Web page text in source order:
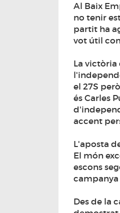
Al Baix
no tenir
partit ha
vot útil
La
el 27S
és Carles
accent
L'aposta
El món
escons
campanya
Des de la